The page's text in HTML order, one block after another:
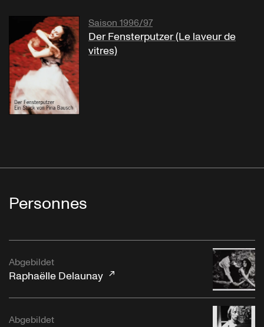
Saison 1996/97
Der Fensterputzer (Le laveur de
vitres)
Personnes
Abgebildet
Raphaëlle Delaunay
Abgebildet